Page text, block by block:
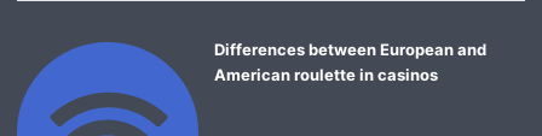
Differences between European and
American roulette in casinos